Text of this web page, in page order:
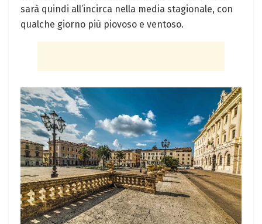
sarà quindi all’incirca nella media stagionale, con
qualche giorno più piovoso e ventoso.